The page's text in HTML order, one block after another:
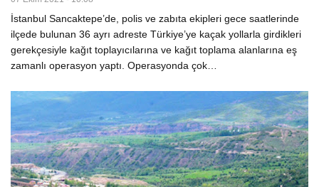
İstanbul Sancaktepe’de, polis ve zabıta ekipleri gece saatlerinde
ilçede bulunan 36 ayrı adreste Türkiye’ye kaçak yollarla girdikleri
gerekçesiyle kağıt toplayıcılarına ve kağıt toplama alanlarına eş
zamanlı operasyon yaptı. Operasyonda çok…